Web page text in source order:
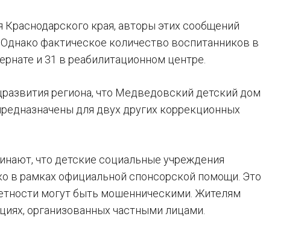
края, авторы этих сообщений
фактическое количество воспитанников в
и 31 в реабилитационном центре.
региона, что Медведовский детский дом
для двух других коррекционных
что детские социальные учреждения
в рамках официальной спонсорской помощи. Это
могут быть мошенническими. Жителям
организованных частными лицами.